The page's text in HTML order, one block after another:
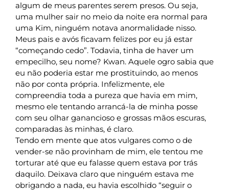
algum de meus parentes serem presos. Ou seja,
uma mulher sair no meio da noite era normal para
uma Kim, ninguém notava anormalidade nisso.
Meus pais e avós ficavam felizes por eu já estar
“começando cedo”. Todavia, tinha de haver um
empecilho, seu nome? Kwan. Aquele ogro sabia que
eu não poderia estar me prostituindo, ao menos
não por conta própria. Infelizmente, ele
compreendia toda a pureza que havia em mim,
mesmo ele tentando arrancá-la de minha posse
com seu olhar ganancioso e grossas mãos escuras,
comparadas às minhas, é claro.
Tendo em mente que atos vulgares como o de
vender-se não provinham de mim, ele tentou me
torturar até que eu falasse quem estava por trás
daquilo. Deixava claro que ninguém estava me
obrigando a nada, eu havia escolhido “seguir o